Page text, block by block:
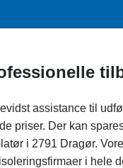
assistance til
priser. Der kan
i 2791 Dragør.
i hele